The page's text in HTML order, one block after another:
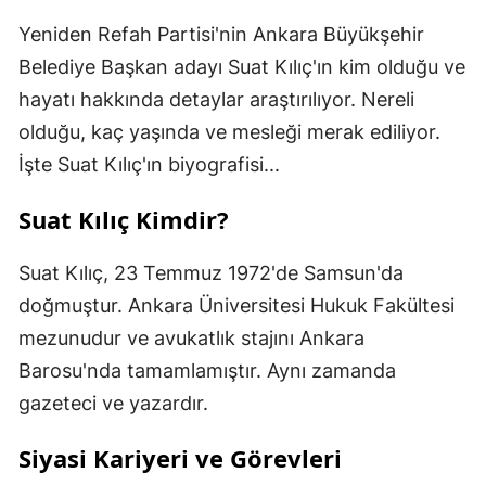
Yeniden Refah Partisi'nin Ankara Büyükşehir
Belediye Başkan adayı Suat Kılıç'ın kim olduğu ve
hayatı hakkında detaylar araştırılıyor. Nereli
olduğu, kaç yaşında ve mesleği merak ediliyor.
İşte Suat Kılıç'ın biyografisi...
Suat Kılıç Kimdir?
Suat Kılıç, 23 Temmuz 1972'de Samsun'da
doğmuştur. Ankara Üniversitesi Hukuk Fakültesi
mezunudur ve avukatlık stajını Ankara
Barosu'nda tamamlamıştır. Aynı zamanda
gazeteci ve yazardır.
Siyasi Kariyeri ve Görevleri